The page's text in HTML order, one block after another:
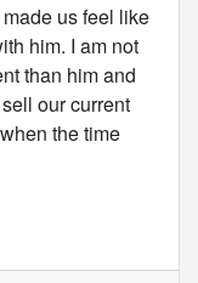
us feel like
him. I am not
than him and
our current
the time